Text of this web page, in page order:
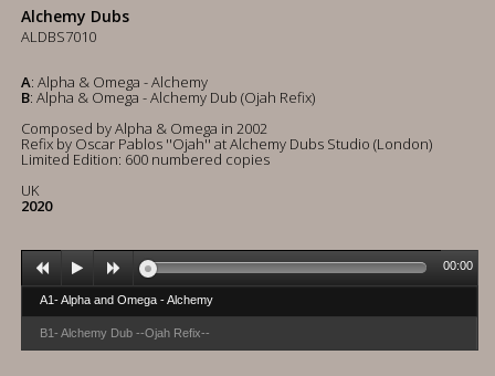
Alchemy Dubs
ALDBS7010
A: Alpha & Omega - Alchemy
B: Alpha & Omega - Alchemy Dub (Ojah Refix)
Composed by Alpha & Omega in 2002
Refix by Oscar Pablos ''Ojah'' at Alchemy Dubs Studio (London)
Limited Edition: 600 numbered copies
UK
2020
A1- Alpha and Omega - Alchemy
B1- Alchemy Dub --Ojah Refix--
00:00